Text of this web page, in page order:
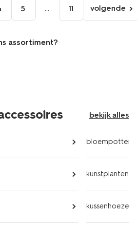
5 ... 11
pagina
volgende
assortiment?
bekijk alles
bloempotten
kunstplanten
kussenhoezen